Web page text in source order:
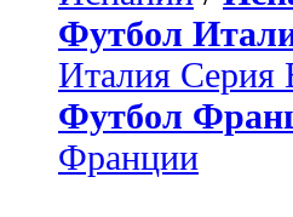
Футбол
Италия Серия
Футбол
Франции